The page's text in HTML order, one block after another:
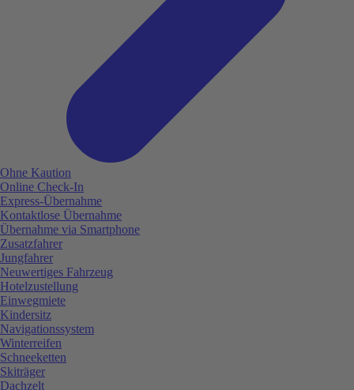
Ohne Kaution
Online Check-In
Express-Übernahme
Kontaktlose Übernahme
Übernahme via Smartphone
Zusatzfahrer
Jungfahrer
Neuwertiges Fahrzeug
Hotelzustellung
Einwegmiete
Kindersitz
Navigationssystem
Winterreifen
Schneeketten
Skiträger
Dachzelt